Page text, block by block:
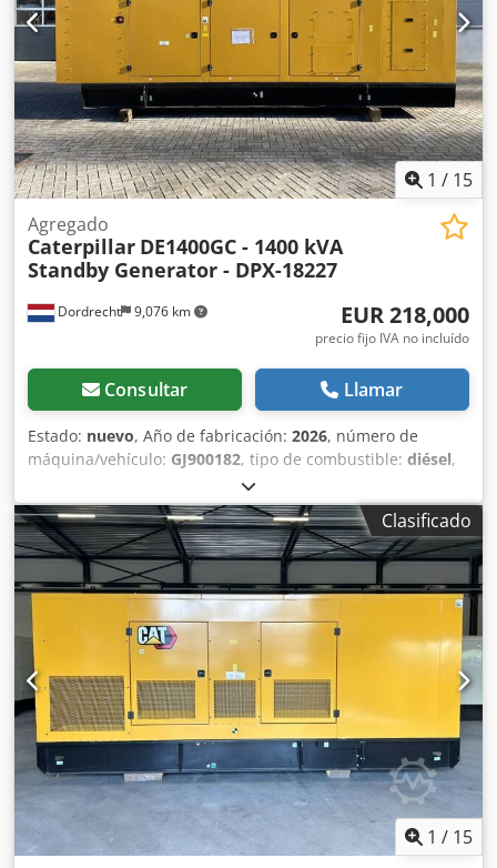
1 / 15
Dordrecht 9,076 km
Agregado
Caterpillar DE1400GC - 1400 kVA
Standby Generator - DPX-18227
EUR 218,000
precio fijo IVA no incluído
Consultar Llamar
Estado: nuevo, Año de fabricación: 2026, número de
máquina/vehículo: GJ900182, tipo de combustible: diésel,
Caterpillar C32
Construcción Credpfxjxxn Rxs Amvef Peso en vacío: 11.481
kg Potencia del generador: 1.400 kVA Dimensiones del
compartimento de carga: 667 x 245 x 279 cm Marcado CE:
sí Capacidad del depósito de agua: 1.000 l Póngase en
contacto con el equipo de DPX para más información. =
Otras opciones y accesorios = - Batería - Panel de control -
Techo de acero - Cisterna
Clasificado
1 / 15